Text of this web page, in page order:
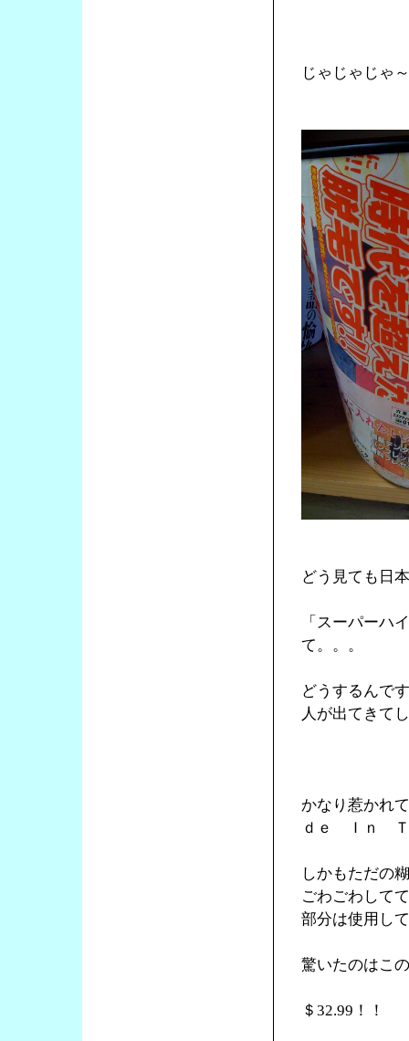
じゃじゃじゃ
どう見ても日
「スーパーハ
て。。。
どうするんで
人が出てきて
かなり惹かれ
ｄｅ Ｉｎ Ｔ
しかもただの
ごわごわして
部分は使用し
驚いたのはこ
＄32.99！！